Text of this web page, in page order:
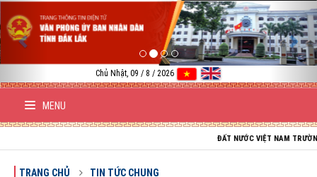
Chủ Nhật, 09 / 8 / 2026
MENU
ĐẤT NƯỚC VIỆT NAM TRƯỜNG TỒN;
TRANG CHỦ TIN TỨC CHUNG